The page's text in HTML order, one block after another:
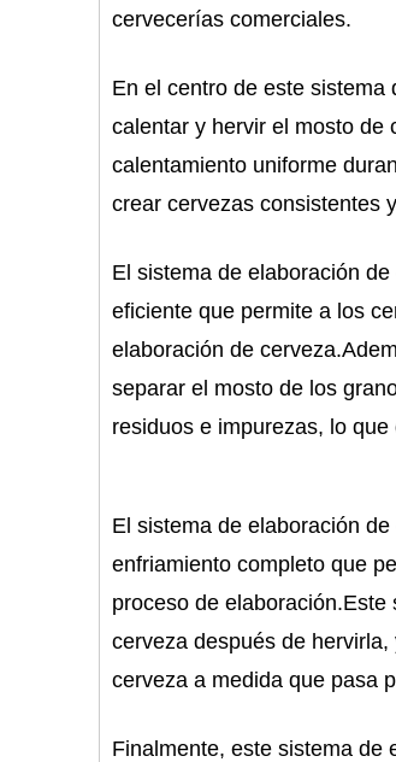
cervecerías comerciales.
En el centro de este
calentar y hervir el mosto de
calentamiento uniforme
crear cervezas consistentes
El sistema de elaboración
eficiente que permite a los
elaboración de
separar el mosto de los
residuos e impurezas, lo
El sistema de elaboración
enfriamiento completo que
proceso de
cerveza después de
cerveza a medida que pasa
Finalmente, este sistema de